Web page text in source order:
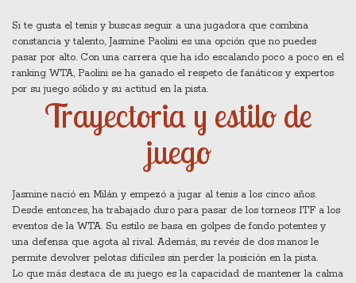
Si te gusta el tenis y buscas seguir a una jugadora que combina
constancia y talento, Jasmine Paolini es una opción que no puedes
pasar por alto. Con una carrera que ha ido escalando poco a poco en el
ranking WTA, Paolini se ha ganado el respeto de fanáticos y expertos
por su juego sólido y su actitud en la pista.
Trayectoria y estilo de
juego
Jasmine nació en Milán y empezó a jugar al tenis a los cinco años.
Desde entonces, ha trabajado duro para pasar de los torneos ITF a los
eventos de la WTA. Su estilo se basa en golpes de fondo potentes y
una defensa que agota al rival. Además, su revés de dos manos le
permite devolver pelotas difíciles sin perder la posición en la pista.
Lo que más destaca de su juego es la capacidad de mantener la calma